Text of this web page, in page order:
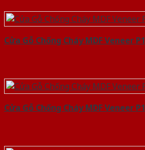
Cửa Gỗ Chống Cháy MDF Veneer
Cửa Gỗ Chống Cháy MDF Veneer